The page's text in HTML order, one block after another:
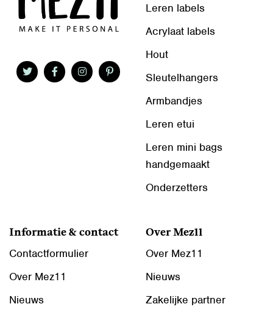
Leren labels
Acrylaat labels
Hout
Sleutelhangers
Armbandjes
Leren etui
Leren mini bags
handgemaakt
Onderzetters
Informatie & contact
Contactformulier
Over Mez11
Nieuws
Over Mez11
Over Mez11
Nieuws
Zakelijke partner